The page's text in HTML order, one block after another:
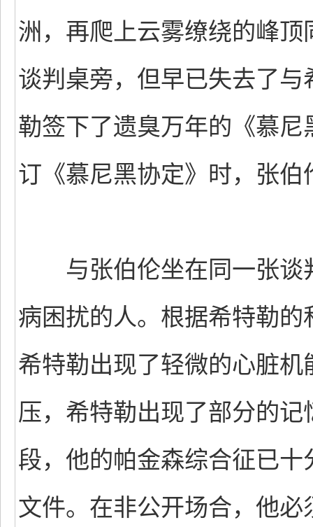
洲，再爬上云雾缭绕的峰
谈判桌旁，但早已失去了
勒签下了遗臭万年的《慕
订《慕尼黑协定》时，张
与张伯伦坐在同一张谈
病困扰的人。根据希特勒
希特勒出现了轻微的心脏
压，希特勒出现了部分的
段，他的帕金森综合征已
文件。在非公开场合，他